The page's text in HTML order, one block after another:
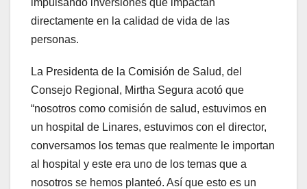
directamente en la calidad de vida de las
personas.
La Presidenta de la Comisión de Salud, del
Consejo Regional, Mirtha Segura acotó que
“nosotros como comisión de salud, estuvimos en
un hospital de Linares, estuvimos con el director,
conversamos los temas que realmente le importan
al hospital y este era uno de los temas que a
nosotros se hemos planteó. Así que esto es un